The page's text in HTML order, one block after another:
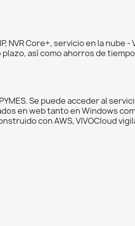
NVR Core+, servicio en la nube -
así como ahorros de
Se puede acceder al
en web tanto en Windows
con AWS, VIVOCloud